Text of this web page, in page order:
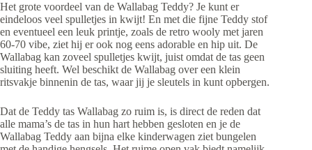
Het grote voordeel van de Wallabag Teddy? Je kunt er
eindeloos veel spulletjes in kwijt! En met die fijne Teddy stof
en eventueel een leuk printje, zoals de retro wooly met jaren
60-70 vibe, ziet hij er ook nog eens adorable en hip uit. De
Wallabag kan zoveel spulletjes kwijt, juist omdat de tas geen
sluiting heeft. Wel beschikt de Wallabag over een klein
ritsvakje binnenin de tas, waar jij je sleutels in kunt opbergen.
Dat de Teddy tas Wallabag zo ruim is, is direct de reden dat
alle mama’s de tas in hun hart hebben gesloten en je de
Wallabag Teddy aan bijna elke kinderwagen ziet bungelen